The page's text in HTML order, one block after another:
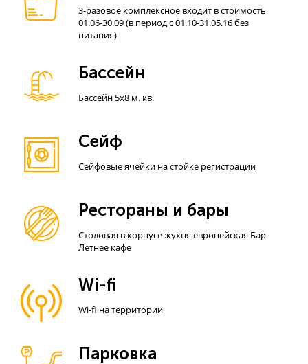
3-разовое комплексное входит в стоимость
01.06-30.09 (в период с 01.10-31.05.16 без
питания)
Бассейн
Бассейн 5х8 м. кв.
Сейф
Сейфовые ячейки на стойке регистрации
Рестораны и бары
Столовая в корпусе :кухня европейская Бар
Летнее кафе
Wi-fi
Wi-fi на территории
Парковка